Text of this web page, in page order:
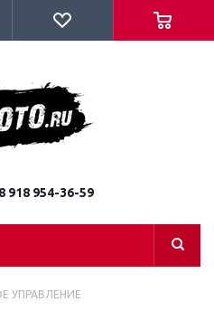
8 918 954-36-59
УПРАВЛЕНИЕ